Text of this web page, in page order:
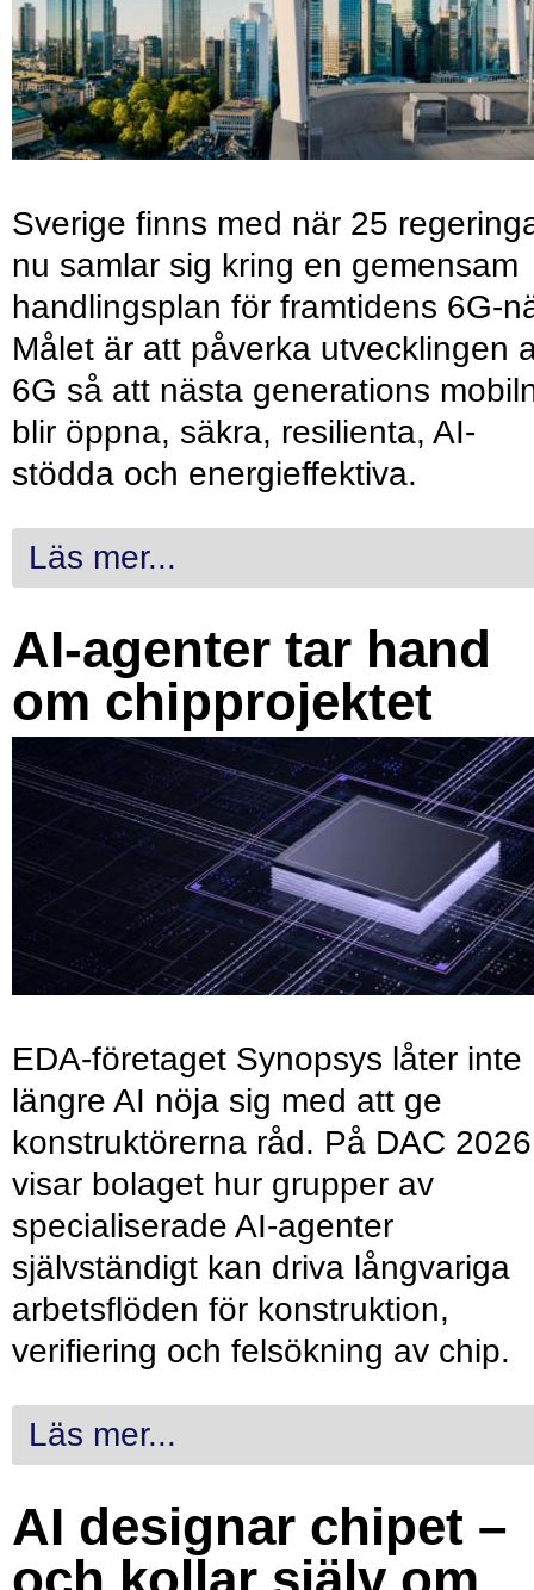
Sverige finns med när 25
nu samlar sig kring en gemensam
handlingsplan för framtidens 6G-
Målet är att påverka utvecklingen
6G så att nästa generations
blir öppna, säkra, resilienta, AI-
stödda och energieffektiva.
Läs mer...
AI-agenter tar hand
om chipprojektet
EDA-företaget Synopsys låter inte
längre AI nöja sig med att ge
konstruktörerna råd. På DAC 2026
visar bolaget hur grupper av
specialiserade AI-agenter
självständigt kan driva långvariga
arbetsflöden för konstruktion,
verifiering och felsökning av chip.
Läs mer...
AI designar chipet –